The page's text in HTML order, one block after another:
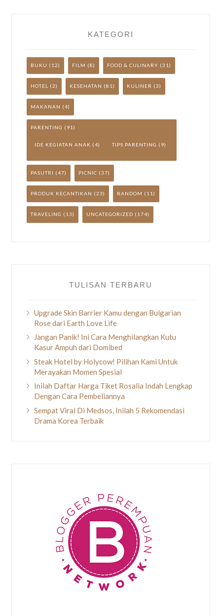
KATEGORI
BUKU (12) FILM (8) FOOD & CULINARY (31)
HOTEL (2) KESEHATAN (81) KULINER (3)
MAKANAN (4)
PARENTING (91)
IDE KEGIATAN ANAK (4) TIPS PARENTING (9)
PASUTRI (47) PICNIC (37)
PRODUK KECANTIKAN (23) RANDOM (11)
TRAVELING (13) UNCATEGORIZED (174)
TULISAN TERBARU
Upgrade Skin Barrier Kamu dengan Bulgarian
Rose dari Earth Love Life
Jangan Panik! Ini Cara Menghilangkan Kutu
Kasur Ampuh dari Domibed
Steak Hotel by Holycow! Pilihan Kami Untuk
Merayakan Momen Spesial
Inilah Daftar Harga Tiket Rosalia Indah Lengkap
Dengan Cara Pembeliannya
Sempat Viral Di Medsos, Inilah 5 Rekomendasi
Drama Korea Terbaik